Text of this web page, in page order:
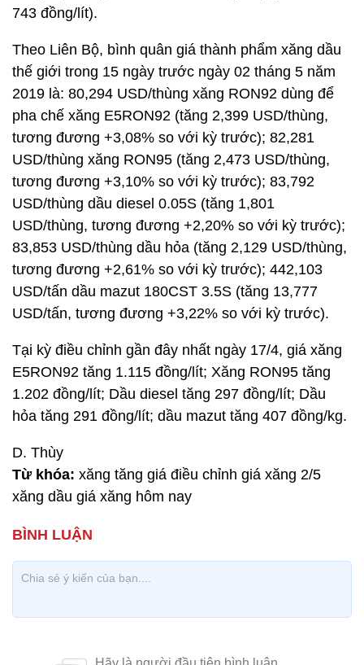
743 đồng/lít).
Theo Liên Bộ, bình quân giá thành phẩm xăng dầu
thế giới trong 15 ngày trước ngày 02 tháng 5 năm
2019 là: 80,294 USD/thùng xăng RON92 dùng để
pha chế xăng E5RON92 (tăng 2,399 USD/thùng,
tương đương +3,08% so với kỳ trước); 82,281
USD/thùng xăng RON95 (tăng 2,473 USD/thùng,
tương đương +3,10% so với kỳ trước); 83,792
USD/thùng dầu diesel 0.05S (tăng 1,801
USD/thùng, tương đương +2,20% so với kỳ trước);
83,853 USD/thùng dầu hỏa (tăng 2,129 USD/thùng,
tương đương +2,61% so với kỳ trước); 442,103
USD/tấn dầu mazut 180CST 3.5S (tăng 13,777
USD/tấn, tương đương +3,22% so với kỳ trước).
Tại kỳ điều chỉnh gần đây nhất ngày 17/4, giá xăng
E5RON92 tăng 1.115 đồng/lít; Xăng RON95 tăng
1.202 đồng/lít; Dầu diesel tăng 297 đồng/lít; Dầu
hỏa tăng 291 đồng/lít; dầu mazut tăng 407 đồng/kg.
D. Thùy
Từ khóa: xăng tăng giá điều chỉnh giá xăng 2/5
xăng dầu giá xăng hôm nay